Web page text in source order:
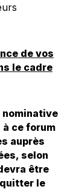
de vos
le cadre
nominative
ce forum
auprès
selon
être
le